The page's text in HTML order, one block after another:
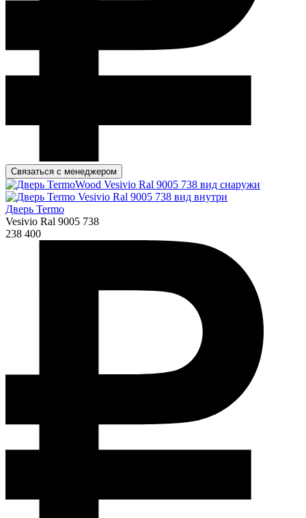
Связаться с менеджером
Дверь Termo
Vesivio Ral 9005 738
238 400